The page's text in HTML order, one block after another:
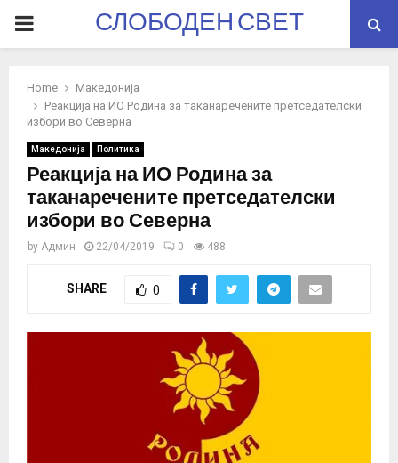
PRIMARYСЛОБОДЕН СВЕТ
Home
Македонија
Реакција на ИО Родина за таканаречените претседателски
избори во Северна
Македонија Политика
Реакција на ИО Родина за
таканаречените претседателски
избори во Северна
by Админ 22/04/2019 0 488
SHARE 0